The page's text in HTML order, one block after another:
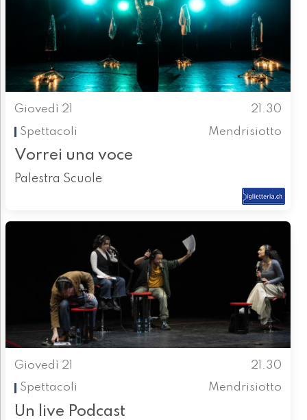
Giovedì 21
21.30
Spettacoli
Mendrisiotto
Vorrei una voce
Palestra Scuole
Giovedì 21
21.30
Spettacoli
Mendrisiotto
Un live Podcast